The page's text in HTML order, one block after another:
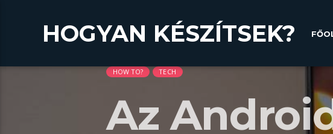
HOGYAN KÉSZÍTSEK?
HOW TO? TECH
Az